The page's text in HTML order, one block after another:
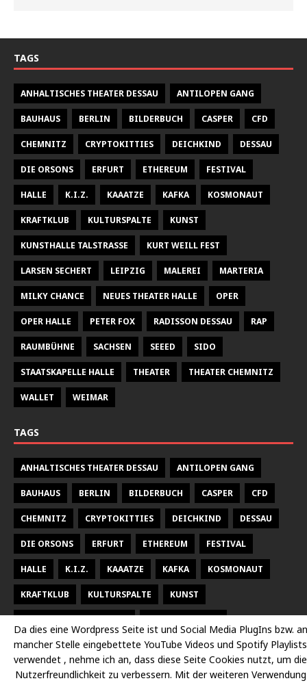
TAGS
ANHALTISCHES THEATER DESSAU ANTILOPEN GANG
BAUHAUS BERLIN BILDERBUCH CASPER CFD
CHEMNITZ CRYPTOKITTIES DEICHKIND DESSAU
DIE ORSONS ERFURT ETHEREUM FESTIVAL
HALLE K.I.Z. KAAATZE KAFKA KOSMONAUT
KRAFTKLUB KULTURSPALTE KUNST
KUNSTHALLE TALSTRASSE KURT WEILL FEST
LARSEN SECHERT LEIPZIG MALEREI MARTERIA
MILKY CHANCE NEUES THEATER HALLE OPER
OPER HALLE PETER FOX RADISSON DESSAU RAP
RAUMBÜHNE SACHSEN SEEED SIDO
STAATSKAPELLE HALLE THEATER THEATER CHEMNITZ
WALLET WEIMAR
TAGS
ANHALTISCHES THEATER DESSAU ANTILOPEN GANG
BAUHAUS BERLIN BILDERBUCH CASPER CFD
CHEMNITZ CRYPTOKITTIES DEICHKIND DESSAU
DIE ORSONS ERFURT ETHEREUM FESTIVAL
HALLE K.I.Z. KAAATZE KAFKA KOSMONAUT
KRAFTKLUB KULTURSPALTE KUNST
LARSEN SECHERT LEIPZIG MALEREI MARTERIA
MILKY CHANCE NEUES THEATER HALLE OPER
Da dies eine Wordpress Seite ist und Social Media PlugIns bzw. an
mancher Stelle eingebettete YouTube Videos und Spotify Playlists
verwendet , nehme ich an, dass diese Seite Cookies nutzt, um die
Nutzerfreundlichkeit zu verbessern. Mit der weiteren Verwendung